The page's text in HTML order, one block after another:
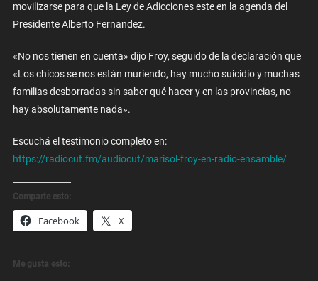
movilizarse para que la Ley de Adicciones este en la agenda del
Presidente Alberto Fernandez.
«No nos tienen en cuenta» dijo Froy, seguido de la declaración que
«Los chicos se nos están muriendo, hay mucho suicidio y muchas
familias desborradas sin saber qué hacer y en las provincias, no
hay absolutamente nada».
Escuchá el testimonio completo en:
https://radiocut.fm/audiocut/marisol-froy-en-radio-ensamble/
Comparte esto:
Facebook X
Me gusta esto: